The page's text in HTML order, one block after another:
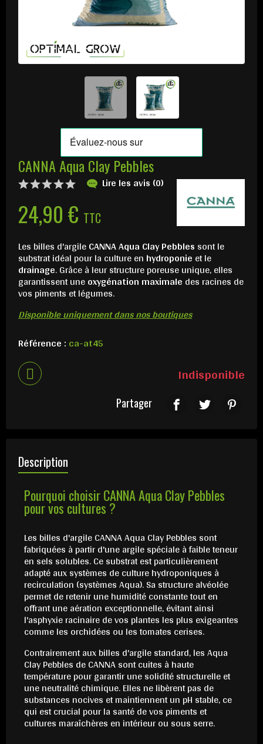
CANNA Aqua Clay Pebbles
Lire les avis (0)
24,90 € TTC
Les billes d'argileCANNA Aqua Clay Pebbles sont le
substrat idéal pour la culture en hydroponie et le
drainage. Grâce à leur structure poreuse unique, elles
garantissent uneoxygénation maximale des racines de
vos piments et légumes.
Disponible uniquement dans nos boutiques
Référence : ca-at45
Indisponible
Partager
Description
Pourquoi choisir CANNA Aqua Clay Pebbles
pour vos cultures ?
Les billes d'argile CANNA Aqua Clay Pebbles sont
fabriquées à partir d'une argile spéciale à faible teneur
en sels solubles. Ce substrat est particulièrement
adapté aux systèmes de culture hydroponiques à
recirculation (systèmes Aqua). Sa structure alvéolée
permet de retenir une humidité constante tout en
offrant une aération exceptionnelle, évitant ainsi
l'asphyxie racinaire de vos plantes les plus exigeantes
comme les orchidées ou les tomates cerises.
Contrairement aux billes d'argile standard, les Aqua
Clay Pebbles de CANNA sont cuites à haute
température pour garantir une solidité structurelle et
une neutralité chimique. Elles ne libèrent pas de
substances nocives et maintiennent un pH stable, ce
qui est crucial pour la santé de vos piments et
cultures maraîchères en intérieur ou sous serre.